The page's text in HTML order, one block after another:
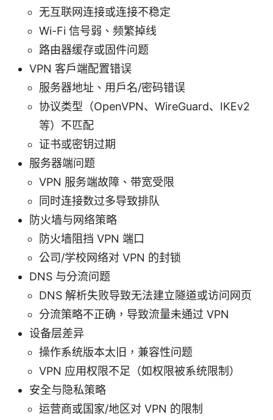
无互联网连接或连接不稳定
Wi-Fi 信号弱、频繁掉线
路由器缓存或固件问题
VPN 客户端配置错误
服务器地址、用户名/密码错误
协议类型（OpenVPN、WireGuard、IKEv2
等）不匹配
证书或密钥过期
服务器端问题
VPN 服务端故障、带宽受限
同时连接数过多导致排队
防火墙与网络策略
防火墙阻挡 VPN 端口
公司/学校网络对 VPN 的封锁
DNS 与分流问题
DNS 解析失败导致无法建立隧道或访问网页
分流策略不正确，导致流量未通过 VPN
设备层差异
操作系统版本太旧，兼容性问题
VPN 应用权限不足（如权限被系统限制）
安全与隐私策略
运营商或国家/地区对 VPN 的限制